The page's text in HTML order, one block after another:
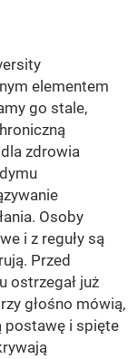
elementem
go stale,
zdrowia
Osoby
i z reguły są
Przed
ostrzegał już
głośno mówią,
postawę i spięte